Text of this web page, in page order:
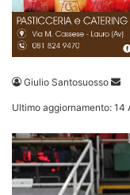
Giulio Santosuosso
Ultimo aggiornamento: 14